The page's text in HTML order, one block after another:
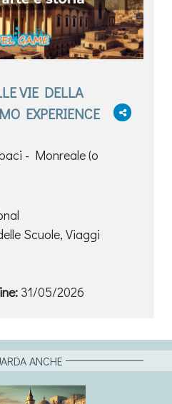
VIE DELLA
EXPERIENCE
- Monreale (o
Scuole, Viaggi
31/05/2026
ANCHE